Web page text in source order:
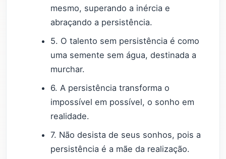
mesmo, superando a inércia e
abraçando a persistência.
5. O talento sem persistência é como
uma semente sem água, destinada a
murchar.
6. A persistência transforma o
impossível em possível, o sonho em
realidade.
7. Não desista de seus sonhos, pois a
persistência é a mãe da realização.